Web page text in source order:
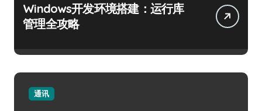
Windows开发环境搭建：运行库
管理全攻略
通讯